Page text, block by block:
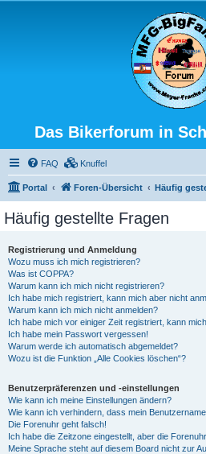
Das Bikerforum in
FAQ Knuffel
Portal Foren-Übersicht Häufig
Häufig gestellte Fragen
Registrierung und Anmeldung
Wozu muss ich mich registrieren?
Was ist COPPA?
Warum kann ich mich nicht registrieren?
Ich habe mich registriert, kann mich aber nicht
Warum kann ich mich nicht anmelden?
Ich habe mich vor einiger Zeit registriert, kann
Ich habe mein Passwort vergessen!
Warum werde ich automatisch abgemeldet?
Wozu ist die Funktion „Alle Cookies löschen“?
Benutzerpräferenzen und -einstellungen
Wie kann ich meine Einstellungen ändern?
Wie kann ich verhindern, dass mein
Die Forenuhr geht falsch!
Ich habe die Zeitzone eingestellt, aber die
Meine Sprache steht auf diesem Board nicht zur